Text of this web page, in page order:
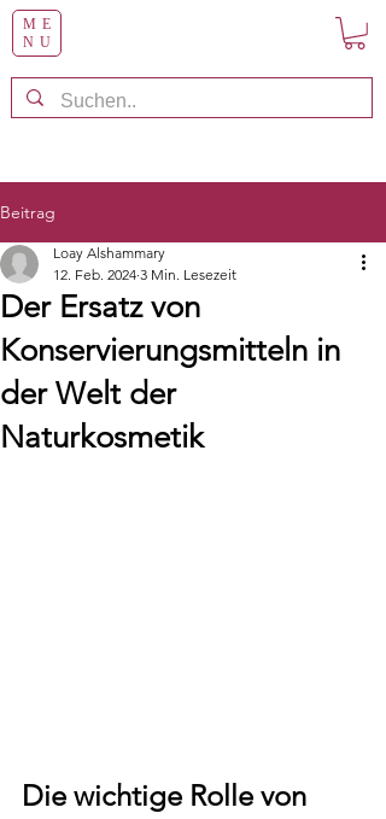
ME
NU
Beitrag
Der Ersatz von
Konservierungsmitteln in
der Welt der
Naturkosmetik
Loay Alshammary
12. Feb. 2024 3 Min. Lesezeit
Die wichtige Rolle von